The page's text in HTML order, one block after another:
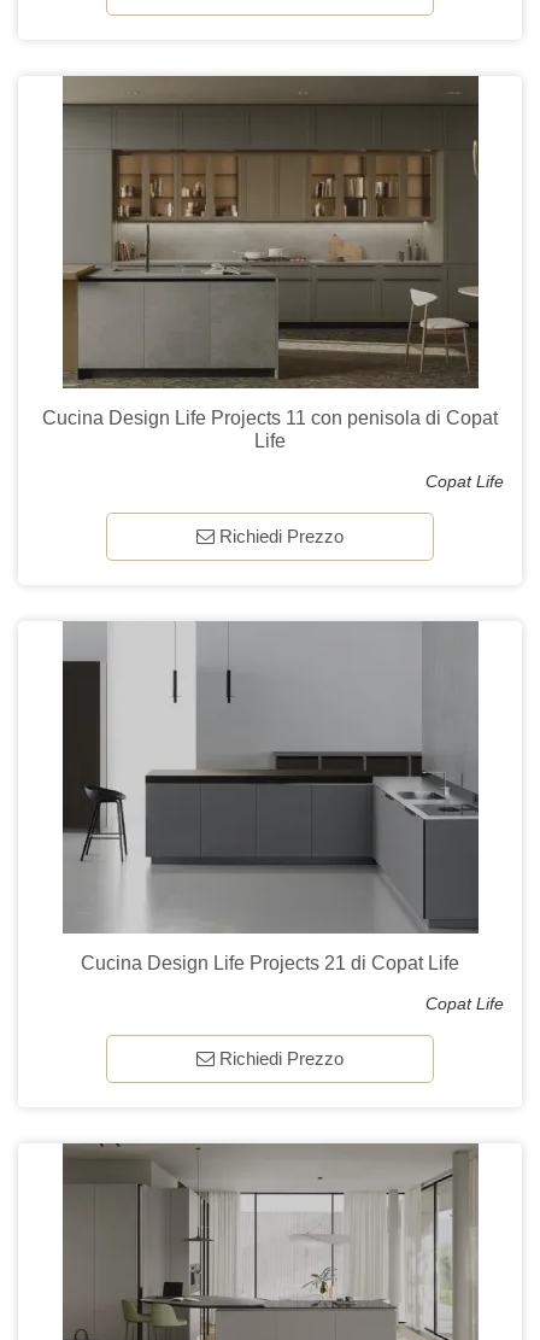
Cucina Design Life Projects 11 con penisola di Copat
Life
Copat Life
Richiedi Prezzo
Cucina Design Life Projects 21 di Copat Life
Copat Life
Richiedi Prezzo